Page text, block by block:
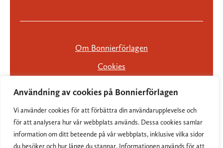
Användning av cookies på Bonnierförlagen
Vi använder cookies för att förbättra din användarupplevelse och
för att analysera hur vår webbplats används. Dessa cookies samlar
information om ditt beteende på vår webbplats, inklusive vilka sidor
du besöker och hur länge du stannar. Informationen används för att
Om Bonnierförlagen
Cookies